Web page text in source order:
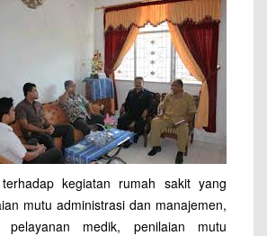
kegiatan rumah sakit yang
mutu administrasi dan manajemen,
pelayanan medik, penilaian mutu